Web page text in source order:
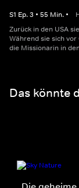
S1 Ep.3 • 55 Min. •
Zurück in den USA
Während sie sich
die Missionarin in
Das könnte